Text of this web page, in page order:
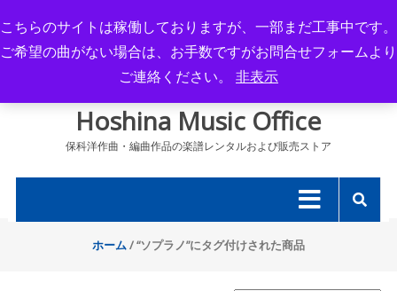
to
content
Hoshina Music Office
保科洋作曲・編曲作品の楽譜レンタルおよび販売ストア
ホーム/ “ソプラノ”にタグ付けされた商品
こちらのサイトは稼働しておりますが、一部まだ工事中です。
ご希望の曲がない場合は、お手数ですがお問合せフォームより
ご連絡ください。 非表示